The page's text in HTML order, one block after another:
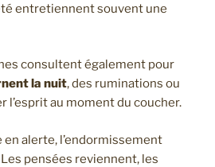
entretiennent souvent une
consultent également pour
la nuit, des ruminations ou
l’esprit au moment du coucher.
en alerte, l’endormissement
pensées reviennent, les